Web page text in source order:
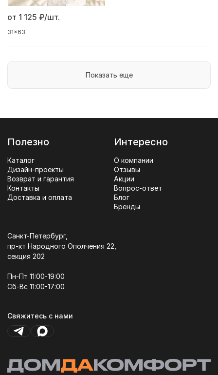
от 1 125 ₽/шт.
31x63
Показать еще
Полезно
Каталог
Дизайн-проекты
Возврат и гарантия
Контакты
Доставка и оплата
Интересно
О компании
Отзывы
Акции
Вопрос-ответ
Блог
Бренды
Санкт-Петербург,
пр-кт Народного Ополчения 22,
секция 202
Пн-Пт 11:00-19:00
Сб-Вс 11:00-17:00
Свяжитесь с нами